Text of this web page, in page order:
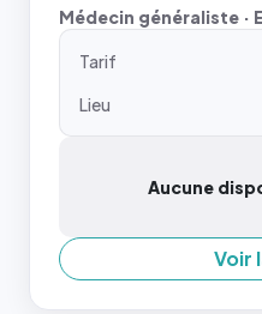
Médecin généraliste ·
Tarif
Lieu
Aucune
Voir